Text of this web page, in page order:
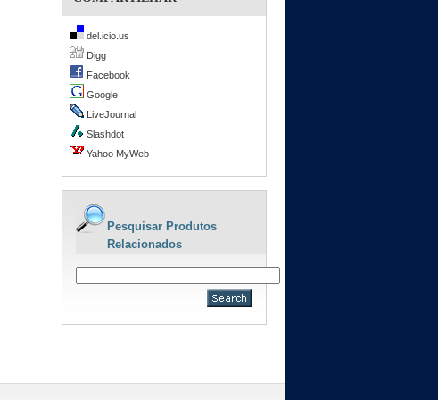
del.icio.us
Digg
Facebook
Google
LiveJournal
Slashdot
Yahoo MyWeb
Pesquisar Produtos
Relacionados